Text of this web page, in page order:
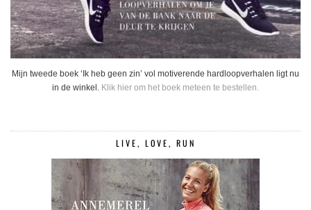
Mijn tweede boek ‘Ik heb geen zin’ vol motiverende hardloopverhalen ligt nu
in de winkel. Klik hier om het boek meteen te bestellen.
LIVE, LOVE, RUN